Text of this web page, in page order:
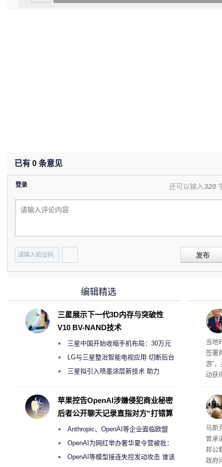
已有 0 条意见
登录 还可以输入320
发布
育
当地
签署
游”
动获
育
行动
果
马斯
曾承
邦公
政府
编辑精选
三星展示下一代3D内存与突破性
V10 BV-NAND技术
三星中国开始收缩手机布局：30万元
月销售额不达标门店 将被逐步清退
LG与三星整治智能电视应用 切断后台
偷偷共享带宽的违规行为
三星拟引入喷墨涂层新技术 助力
度
苹果控告OpenAI涉嫌侵犯商业秘密
后者公开聊天记录直指对方“打错算
Anthropic、OpenAI等企业面临欧盟
《人工智能法案》全新执法权限审查
OpenAI为网红举办奢华夏令营被批：
2000美元一晚 遭讽“反乌托邦”
OpenAI等模型接连失控发动攻击 谁该